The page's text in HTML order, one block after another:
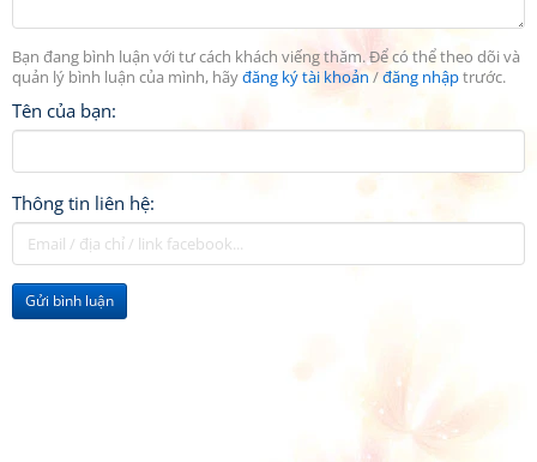
Bạn đang bình luận với tư cách khách viếng thăm. Để có thể theo dõi và
quản lý bình luận của mình, hãyđăng ký tài khoản/đăng nhậptrước.
Tên của bạn:
Thông tin liên hệ:
Gửi bình luận